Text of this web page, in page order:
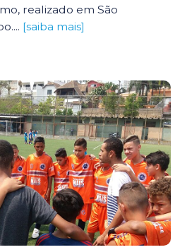
realizado em São
[saiba mais]